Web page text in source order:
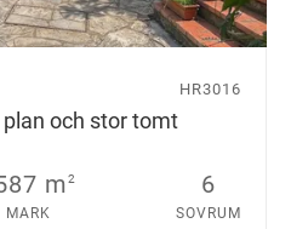
och stor tomt
HR3016
m2
MARK
6
SOVRUM